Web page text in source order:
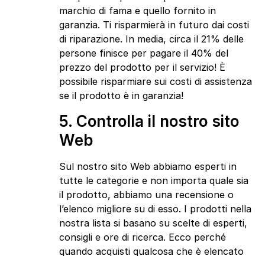
marchio di fama e quello fornito in
garanzia. Ti risparmierà in futuro dai costi
di riparazione. In media, circa il 21% delle
persone finisce per pagare il 40% del
prezzo del prodotto per il servizio! È
possibile risparmiare sui costi di assistenza
se il prodotto è in garanzia!
5. Controlla il nostro sito
Web
Sul nostro sito Web abbiamo esperti in
tutte le categorie e non importa quale sia
il prodotto, abbiamo una recensione o
l’elenco migliore su di esso. I prodotti nella
nostra lista si basano su scelte di esperti,
consigli e ore di ricerca. Ecco perché
quando acquisti qualcosa che è elencato